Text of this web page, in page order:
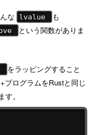
な lvalue も
という関数がありま
をラッピングすること
プログラムをRustと同じ
。